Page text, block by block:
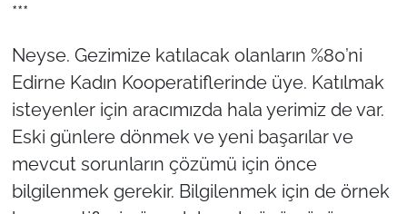
***
Neyse. Gezimize katılacak olanların %80’ni
Edirne Kadın Kooperatiflerinde üye. Katılmak
isteyenler için aracımızda hala yerimiz de var.
Eski günlere dönmek ve yeni başarılar ve
mevcut sorunların çözümü için önce
bilgilenmek gerekir. Bilgilenmek için de örnek